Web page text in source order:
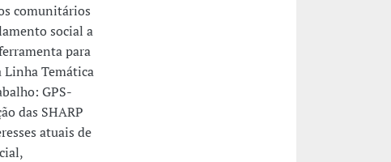
comunitários
social a
para
Linha Temática
GPS-
das SHARP
atuais de